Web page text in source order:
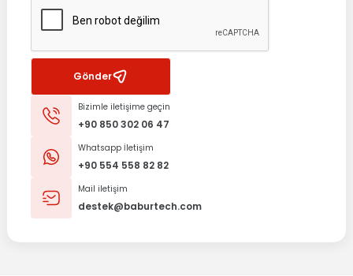
Gönder
Bizimle iletişime geçin
+90 850 302 06 47
Whatsapp İletişim
+90 554 558 82 82
Mail iletişim
destek@baburtech.com